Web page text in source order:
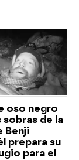
oso negro
sobras de la
Benji
prepara su
para el